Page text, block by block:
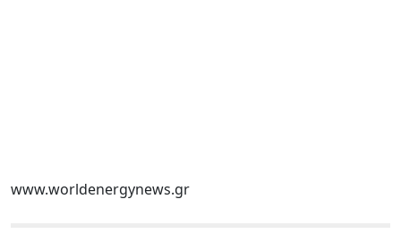
www.worldenergynews.gr